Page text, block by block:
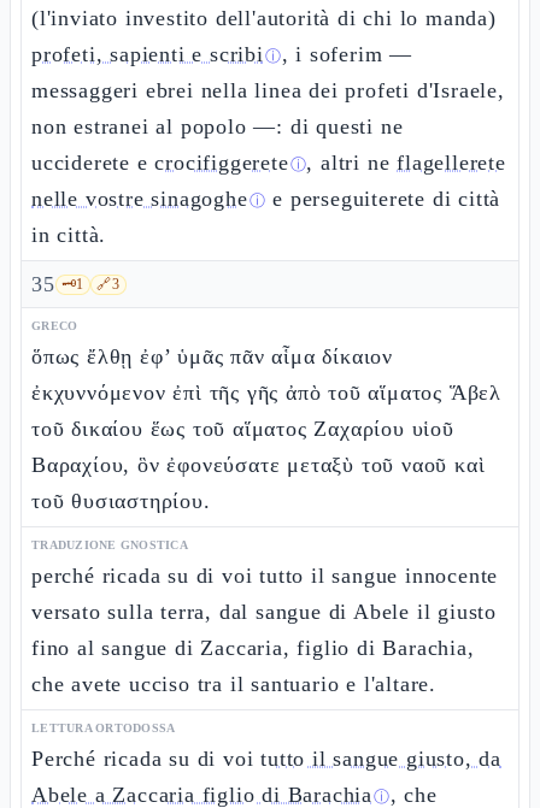
(l'inviato investito dell'autorità di chi lo manda)
profeti, sapienti e scribiⓘ, i soferim —
messaggeri ebrei nella linea dei profeti d'Israele,
non estranei al popolo —: di questi ne
ucciderete ecrocifiggereteⓘ, altri neflagellerete
nelle vostre sinagogheⓘ e perseguiterete di città
in città.
35 🗝️1 🔗3
GRECO
ὅπως ἔλθῃ ἐφ’ ὑμᾶς πᾶν αἷμα δίκαιον
ἐκχυννόμενον ἐπὶ τῆς γῆς ἀπὸ τοῦ αἵματος Ἅβελ
τοῦ δικαίου ἕως τοῦ αἵματος Ζαχαρίου υἱοῦ
Βαραχίου, ὃν ἐφονεύσατε μεταξὺ τοῦ ναοῦ καὶ
τοῦ θυσιαστηρίου.
TRADUZIONE GNOSTICA
perché ricada su di voi tutto il sangue innocente
versato sulla terra, dal sangue di Abele il giusto
fino al sangue di Zaccaria, figlio di Barachia,
che avete ucciso tra il santuario e l'altare.
LETTURA ORTODOSSA
Perché ricada su di voitutto il sangue giusto, da
Abele a Zaccaria figlio di Barachiaⓘ, che